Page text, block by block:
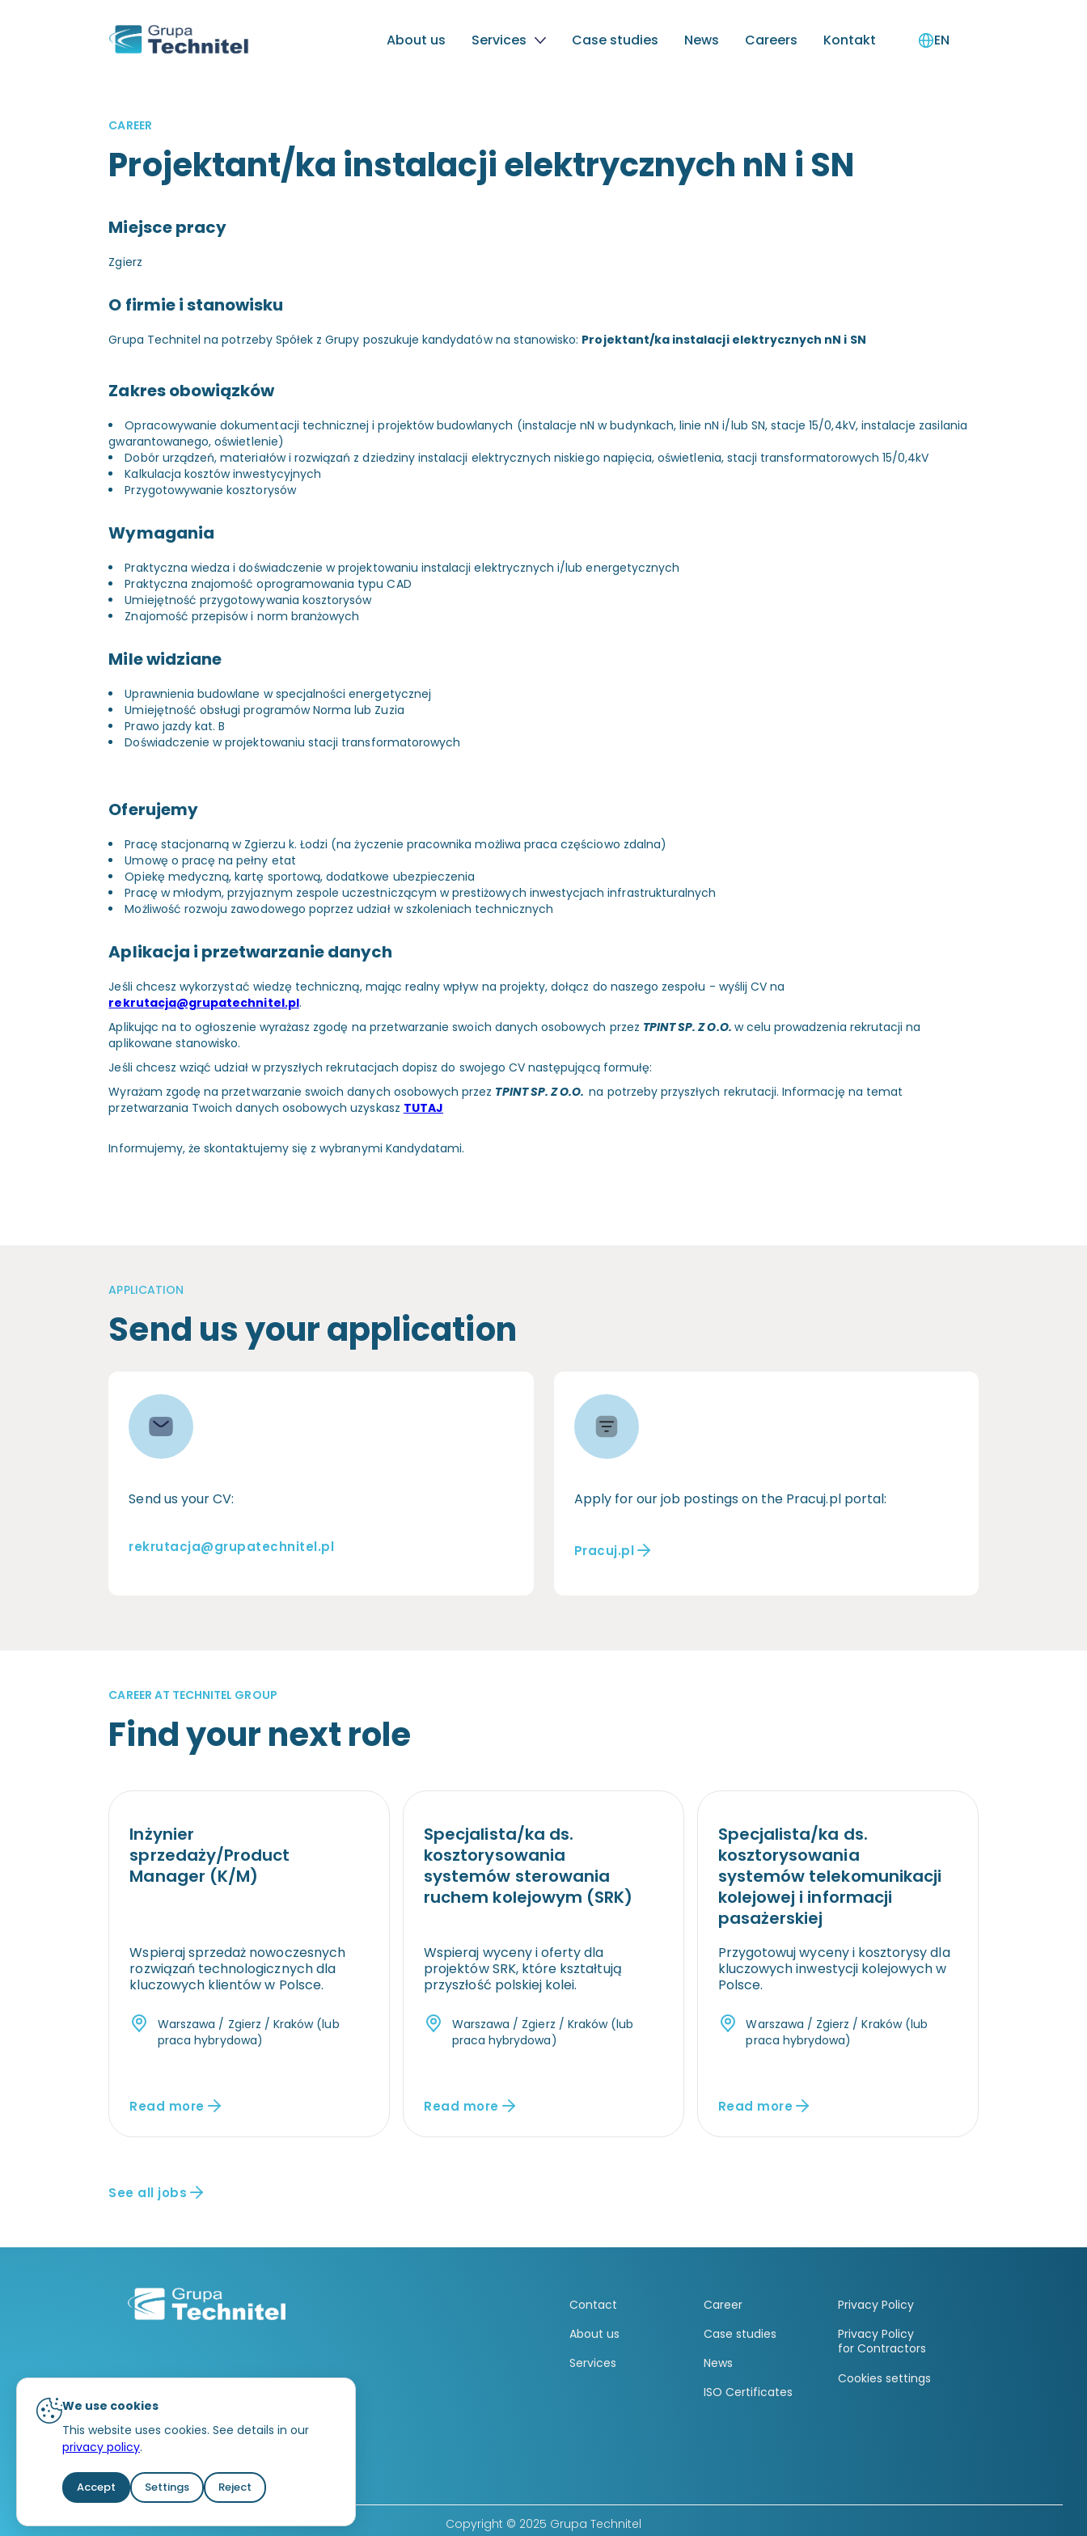
About us Services Case studies News Careers Kontakt EN
CAREER
Projektant/ka instalacji elektrycznych nN i SN
Miejsce pracy
Zgierz
O firmie i stanowisku
Grupa Technitel na potrzeby Spółek z Grupy poszukuje kandydatów na stanowisko: Projektant/ka instalacji elektrycznych nN i SN
Zakres obowiązków
Opracowywanie dokumentacji technicznej i projektów budowlanych (instalacje nN w budynkach, linie nN i/lub SN, stacje 15/0,4kV, instalacje zasilania
gwarantowanego, oświetlenie)
Dobór urządzeń, materiałów i rozwiązań z dziedziny instalacji elektrycznych niskiego napięcia, oświetlenia, stacji transformatorowych 15/0,4kV
Kalkulacja kosztów inwestycyjnych
Przygotowywanie kosztorysów
Wymagania
Praktyczna wiedza i doświadczenie w projektowaniu instalacji elektrycznych i/lub energetycznych
Praktyczna znajomość oprogramowania typu CAD
Umiejętność przygotowywania kosztorysów
Znajomość przepisów i norm branżowych
Mile widziane
Uprawnienia budowlane w specjalności energetycznej
Umiejętność obsługi programów Norma lub Zuzia
Prawo jazdy kat. B
Doświadczenie w projektowaniu stacji transformatorowych
Oferujemy
Pracę stacjonarną w Zgierzu k. Łodzi (na życzenie pracownika możliwa praca częściowo zdalna)
Umowę o pracę na pełny etat
Opiekę medyczną, kartę sportową, dodatkowe ubezpieczenia
Pracę w młodym, przyjaznym zespole uczestniczącym w prestiżowych inwestycjach infrastrukturalnych
Możliwość rozwoju zawodowego poprzez udział w szkoleniach technicznych
Aplikacja i przetwarzanie danych
Jeśli chcesz wykorzystać wiedzę techniczną, mając realny wpływ na projekty, dołącz do naszego zespołu - wyślij CV na
rekrutacja@grupatechnitel.pl.
Aplikując na to ogłoszenie wyrażasz zgodę na przetwarzanie swoich danych osobowych przez TPINT SP. Z O.O. w celu prowadzenia rekrutacji na
aplikowane stanowisko.
Jeśli chcesz wziąć udział w przyszłych rekrutacjach dopisz do swojego CV następującą formułę:
Wyrażam zgodę na przetwarzanie swoich danych osobowych przez TPINT SP. Z O.O.na potrzeby przyszłych rekrutacji. Informację na temat
przetwarzania Twoich danych osobowych uzyskasz TUTAJ
Informujemy, że skontaktujemy się z wybranymi Kandydatami.
APPLICATION
Send us your application
Send us your CV:
rekrutacja@grupatechnitel.pl
Apply for our job postings on the Pracuj.pl portal:
Pracuj.pl
CAREER AT TECHNITEL GROUP
Find your next role
Inżynier
sprzedaży/Product
Manager (K/M)
Wspieraj sprzedaż nowoczesnych
rozwiązań technologicznych dla
kluczowych klientów w Polsce.
Warszawa / Zgierz / Kraków (lub
praca hybrydowa)
Read more
Specjalista/ka ds.
kosztorysowania
systemów sterowania
ruchem kolejowym (SRK)
Wspieraj wyceny i oferty dla
projektów SRK, które kształtują
przyszłość polskiej kolei.
Warszawa / Zgierz / Kraków (lub
praca hybrydowa)
Read more
Specjalista/ka ds.
kosztorysowania
systemów telekomunikacji
kolejowej i informacji
pasażerskiej
Przygotowuj wyceny i kosztorysy dla
kluczowych inwestycji kolejowych w
Polsce.
Warszawa / Zgierz / Kraków (lub
praca hybrydowa)
Read more
See all jobs
Contact
About us
Services
Career
Case studies
News
ISO Certificates
Privacy Policy
Privacy Policy
for Contractors
Cookies settings
Copyright © 2025 Grupa Technitel
We use cookies
This website uses cookies. See details in our
privacy policy.
Accept Settings Reject